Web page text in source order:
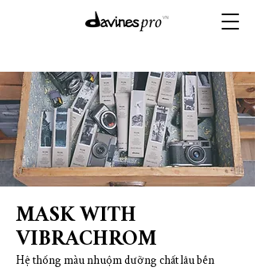
MASK WITH
VIBRACHROM
Hệ thống màu nhuộm dưỡng chất lâu bền